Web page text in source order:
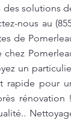
des solutions
nous au
de
un
rapide pour
rénovation